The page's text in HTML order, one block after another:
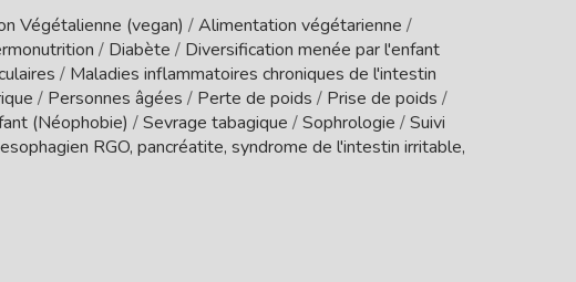
Végétalienne (vegan) /Alimentation végétarienne /
/ Diabète / Diversification menée par l'enfant
/ Maladies inflammatoires chroniques de l'intestin
/ Personnes âgées / Perte de poids / Prise de poids /
(Néophobie) /Sevrage tabagique /Sophrologie /Suivi
RGO, pancréatite, syndrome de l'intestin irritable,